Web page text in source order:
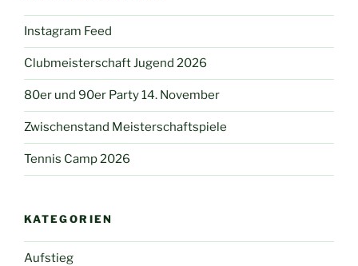
Instagram Feed
Clubmeisterschaft Jugend 2026
80er und 90er Party 14. November
Zwischenstand Meisterschaftspiele
Tennis Camp 2026
KATEGORIEN
Aufstieg